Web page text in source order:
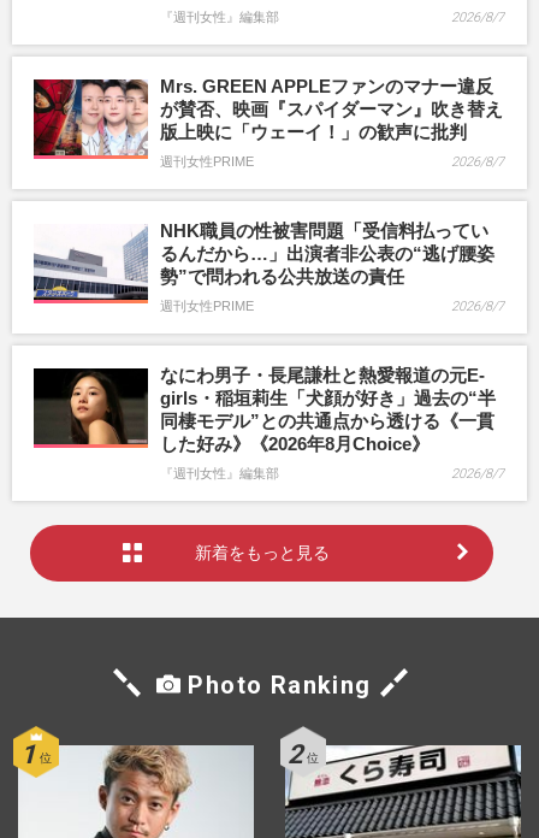
『週刊女性』編集部 2026/8/7
Mrs. GREEN APPLEファンのマナー違反
が賛否、映画『スパイダーマン』吹き替え
版上映に「ウェーイ！」の歓声に批判
週刊女性PRIME 2026/8/7
NHK職員の性被害問題「受信料払ってい
るんだから…」出演者非公表の“逃げ腰姿
勢”で問われる公共放送の責任
週刊女性PRIME 2026/8/7
なにわ男子・長尾謙杜と熱愛報道の元E-
girls・稲垣莉生「犬顔が好き」過去の“半
同棲モデル”との共通点から透ける《一貫
した好み》《2026年8月Choice》
『週刊女性』編集部 2026/8/7
新着をもっと見る
Photo Ranking